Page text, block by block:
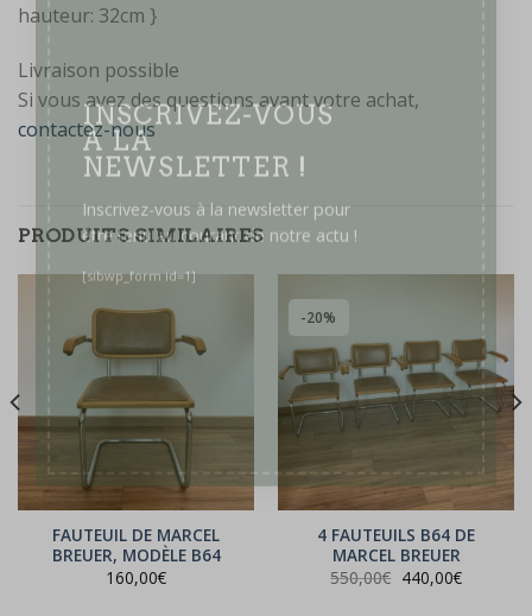
INSCRIVEZ-VOUS
À LA
NEWSLETTER !
Inscrivez-vous à la newsletter pour
[sibwp_form id=1]
hauteur: 32cm }
Livraison possible
Si vous avez des questions avant votre achat,
contactez-nous
PRODUITS SIMILAIRES
FAUTEUIL DE MARCEL
BREUER, MODÈLE B64
160,00€
-20%
4 FAUTEUILS B64 DE
MARCEL BREUER
550,00€ Le
prix
440,00€Le
prix